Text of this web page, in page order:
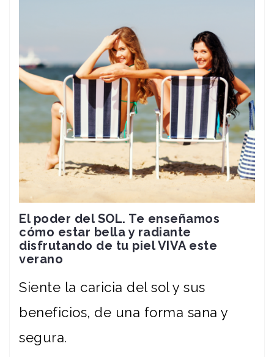
El poder del SOL. Te enseñamos
cómo estar bella y radiante
disfrutando de tu piel VIVA este
verano
Siente la caricia del sol y sus
beneficios, de una forma sana y
segura.